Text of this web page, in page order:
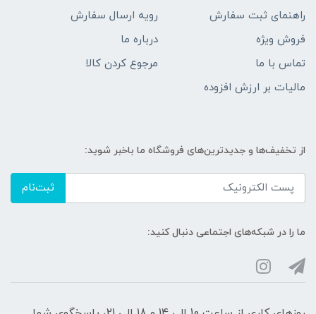
راهنمای ثبت سفارش
رویه ارسال سفارش
فروش ویژه
درباره ما
تماس با ما
مرجوع کردن کالا
مالیات بر ارزش افزوده
از تخفیف‌ها و جدیدترین‌های فروشگاه ما باخبر شوید:
ثبت‌نام
ما را در شبکه‌های اجتماعی دنبال کنید: